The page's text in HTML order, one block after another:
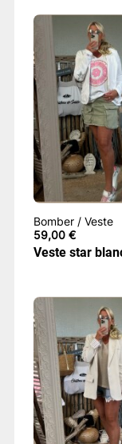
Bomber / Veste
59,00 €
Veste star